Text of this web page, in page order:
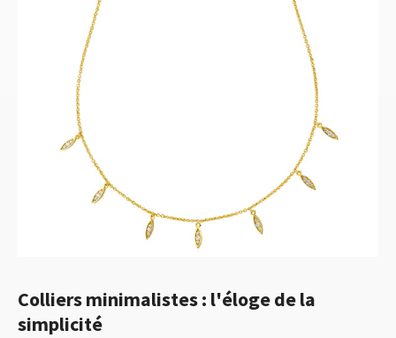
Colliers minimalistes : l'éloge de la
simplicité